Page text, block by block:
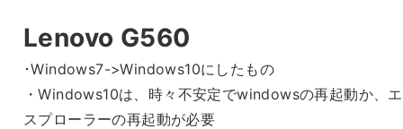
Lenovo G560
･Windows7->Windows10にしたもの
・Windows10は、時々不安定でwindowsの再起動か、
スプローラーの再起動が必要